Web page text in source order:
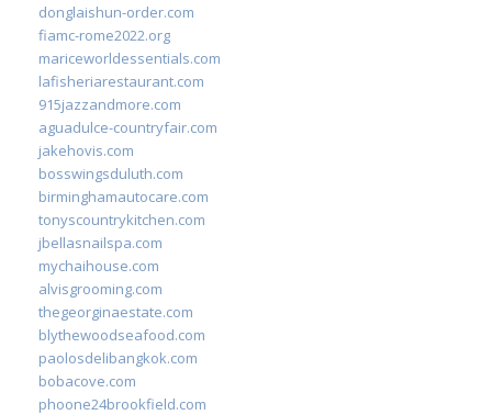
donglaishun-order.com
fiamc-rome2022.org
mariceworldessentials.com
lafisheriarestaurant.com
915jazzandmore.com
aguadulce-countryfair.com
jakehovis.com
bosswingsduluth.com
birminghamautocare.com
tonyscountrykitchen.com
jbellasnailspa.com
mychaihouse.com
alvisgrooming.com
thegeorginaestate.com
blythewoodseafood.com
paolosdelibangkok.com
bobacove.com
phoone24brookfield.com